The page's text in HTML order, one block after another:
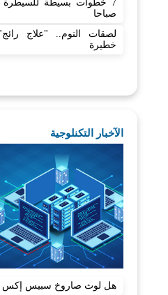
7 خطوات بسيطة
صباحا
لصقات النوم.. "علاج
خطيرة
الآخبار التكنلوجية
هل لوث صاروخ سبيس إكس